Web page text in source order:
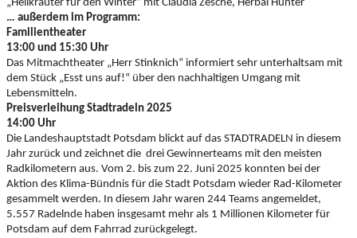
„Heilkräuter für den Winter“ mit Claudia Zesche, Herbal Hunter
… außerdem im Programm:
Familientheater
13:00 und 15:30 Uhr
Das Mitmachtheater „Herr Stinknich“ informiert sehr unterhaltsam mit
dem Stück „Esst uns auf!“ über den nachhaltigen Umgang mit
Lebensmitteln.
Preisverleihung Stadtradeln 2025
14:00 Uhr
Die Landeshauptstadt Potsdam blickt auf das STADTRADELN in diesem
Jahr zurück und zeichnet die drei Gewinnerteams mit den meisten
Radkilometern aus. Vom 2. bis zum 22. Juni 2025 konnten bei der
Aktion des Klima-Bündnis für die Stadt Potsdam wieder Rad-Kilometer
gesammelt werden. In diesem Jahr waren 244 Teams angemeldet,
5.557 Radelnde haben insgesamt mehr als 1 Millionen Kilometer für
Potsdam auf dem Fahrrad zurückgelegt.